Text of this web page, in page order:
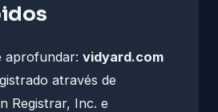
aprofundar: vidyard.com
através de
Registrar, Inc. e